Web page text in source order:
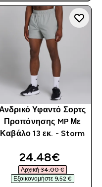
Υφαντό Σορτς
Προπόνησης MP Με
Καβάλο 13 εκ. - Storm
discounted
24.48€‎
Αρχική 34,00 €‎
Εξοικονομήστε 9,52 €‎